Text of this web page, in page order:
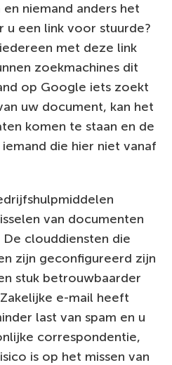
niemand anders het
u een link voor stuurde?
met deze link
zoekmachines dit
op Google iets zoekt
uw document, kan het
komen te staan en de
die hier niet vanaf
van documenten
clouddiensten die
zijn geconfigureerd zijn
stuk betrouwbaarder
e-mail heeft
last van spam en u
correspondentie,
is op het missen van